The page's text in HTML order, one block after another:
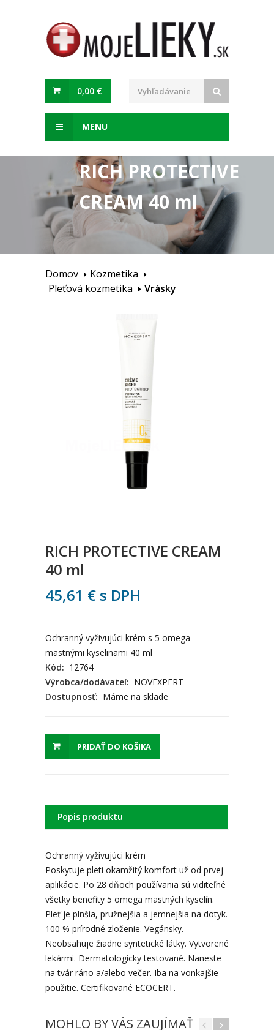
0,00 €
MENU
RICH PROTECTIVE
CREAM 40 ml
Domov
Kozmetika
Pleťová kozmetika
Vrásky
RICH PROTECTIVE CREAM
40 ml
45,61 € s DPH
Ochranný vyživujúci krém s 5 omega
mastnými kyselinami 40 ml
Kód: 12764
Výrobca/dodávateľ: NOVEXPERT
Dostupnosť: Máme na sklade
PRIDAŤ DO KOŠIKA
Popis produktu
Ochranný vyživujúci krém
Poskytuje pleti okamžitý komfort už od prvej
aplikácie. Po 28 dňoch používania sú viditeľné
všetky benefity 5 omega mastných kyselín.
Pleť je plnšia, pružnejšia a jemnejšia na dotyk.
100 % prírodné zloženie. Vegánsky.
Neobsahuje žiadne syntetické látky. Vytvorené
lekármi. Dermatologicky testované. Naneste
na tvár ráno a/alebo večer. Iba na vonkajšie
použitie. Certifikované ECOCERT.
MOHLO BY VÁS ZAUJÍMAŤ